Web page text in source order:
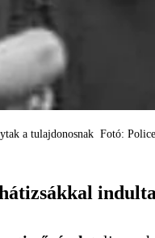
a tulajdonosnak Fotó: